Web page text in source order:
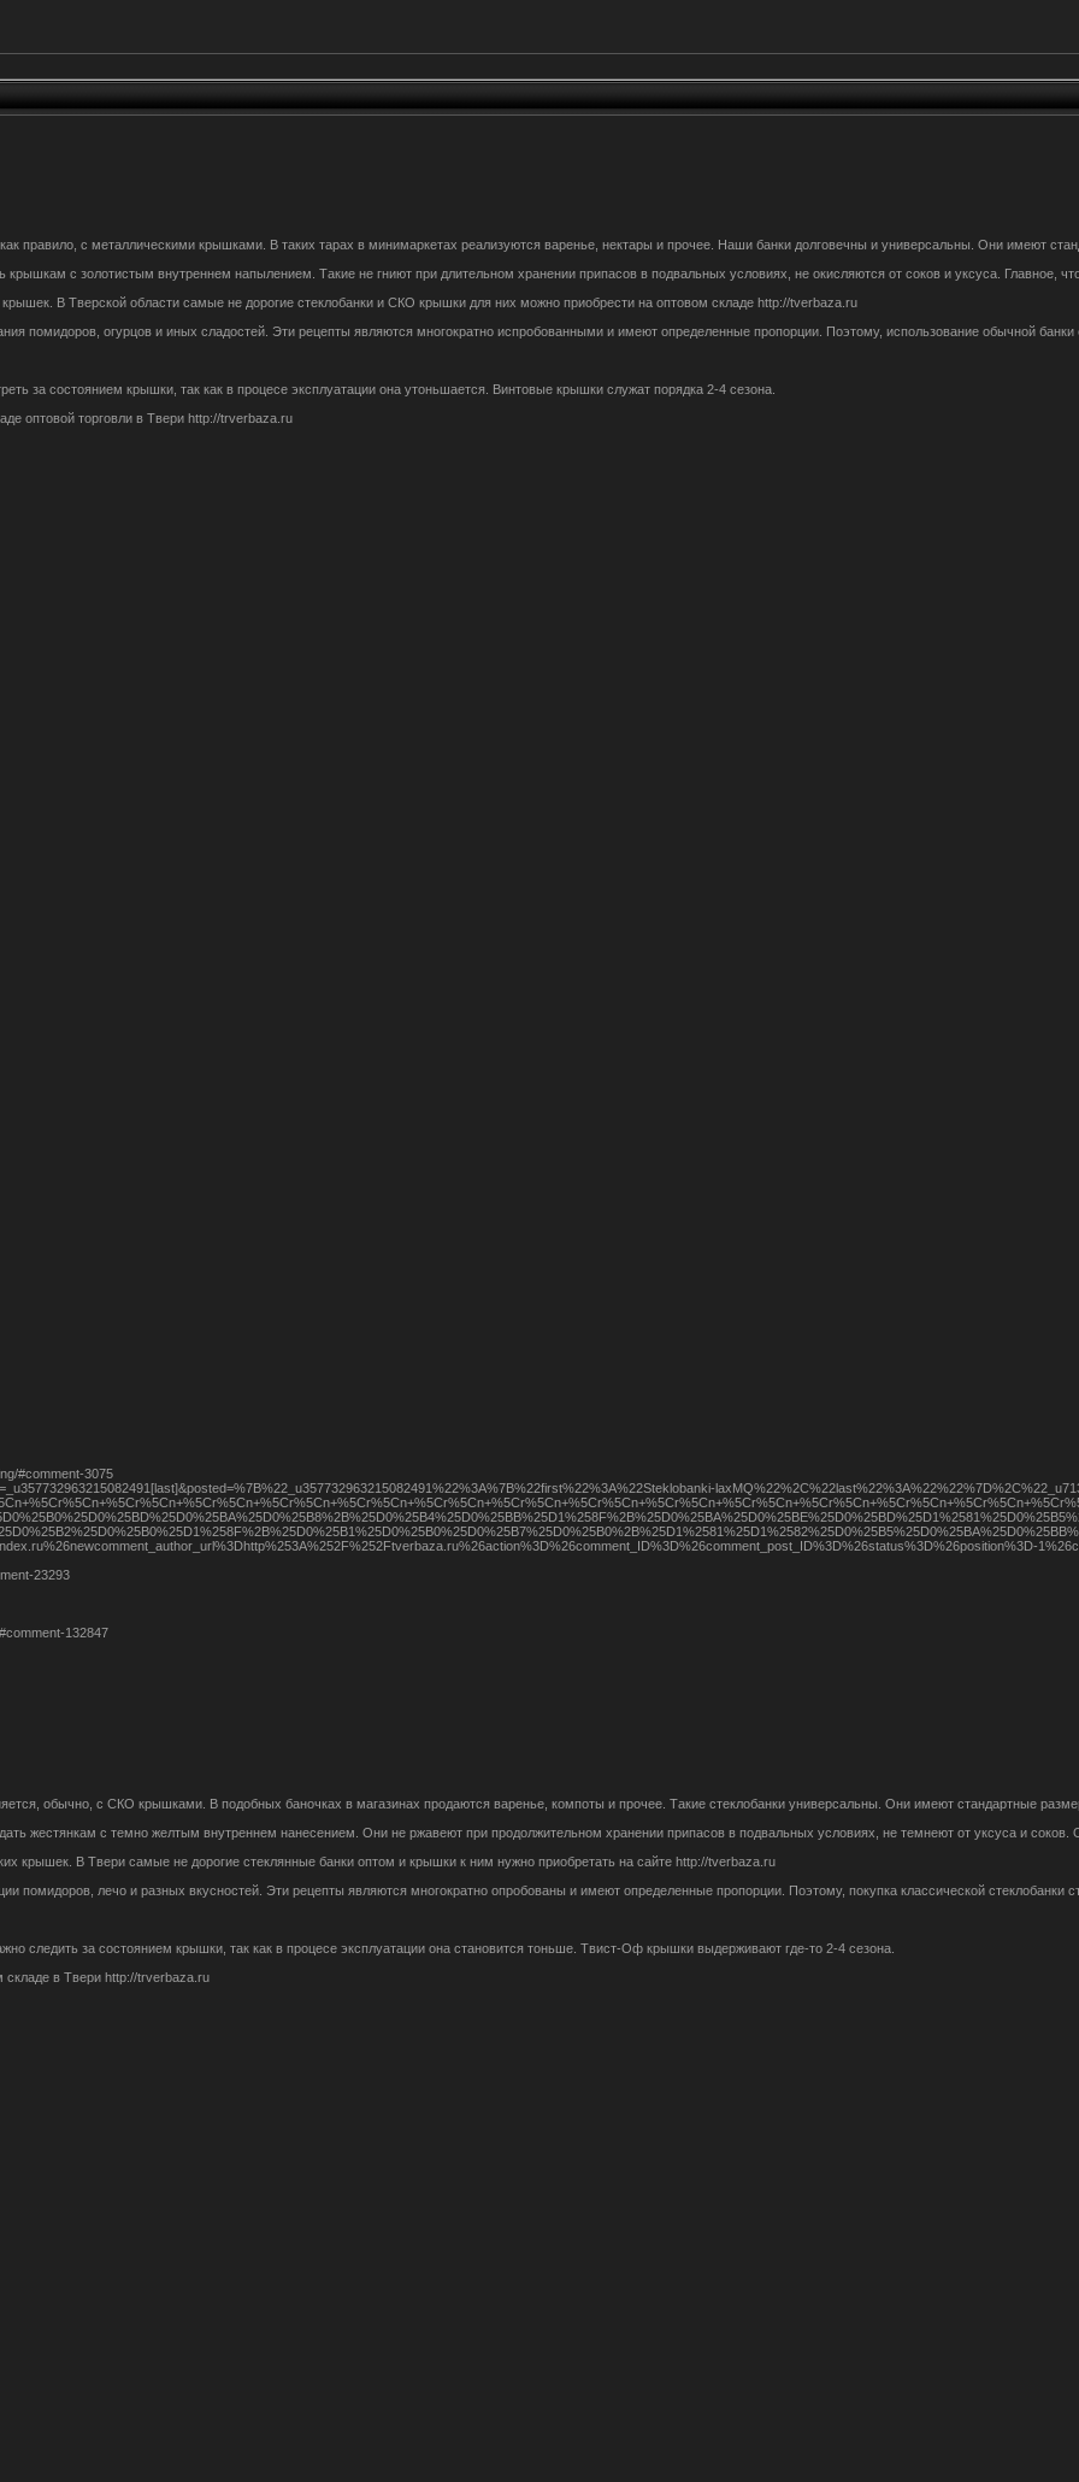
правило, с металлическими крышками. В таких тарах в минимаркетах реализуются варенье, нектары и прочее. Наши банки долговечны и универсальны. Они
крышкам с золотистым внутреннем напылением. Такие не гниют при длительном хранении припасов в подвальных условиях, не окисляются от соков и уксуса. Главное,
В Тверской области самые не дорогие стеклобанки и СКО крышки для них можно приобрести на оптовом складе http://tverbaza.ru
помидоров, огурцов и иных сладостей. Эти рецепты являются многократно испробованными и имеют определенные пропорции. Поэтому, использование обычной
за состоянием крышки, так как в процесе эксплуатации она утоньшается. Винтовые крышки служат порядка 2-4 сезона.
оптовой торговли в Твери http://trverbaza.ru
#comment-3075
23293
132847
обычно, с СКО крышками. В подобных баночках в магазинах продаются варенье, компоты и прочее. Такие стеклобанки универсальны. Они имеют стандартные
жестянкам с темно желтым внутреннем нанесением. Они не ржавеют при продолжительном хранении припасов в подвальных условиях, не темнеют от уксуса и
крышек. В Твери самые не дорогие стеклянные банки оптом и крышки к ним нужно приобретать на сайте http://tverbaza.ru
помидоров, лечо и разных вкусностей. Эти рецепты являются многократно опробованы и имеют определенные пропорции. Поэтому, покупка классической
следить за состоянием крышки, так как в процесе эксплуатации она становится тоньше. Твист-Оф крышки выдерживают где-то 2-4 сезона.
в Твери http://trverbaza.ru